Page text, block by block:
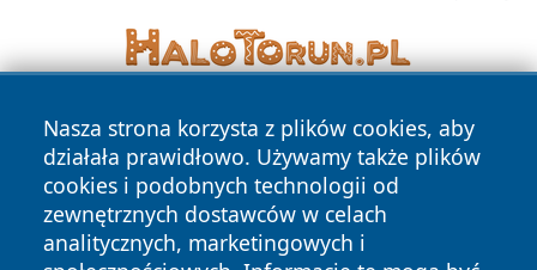
Nasza strona korzysta z plików cookies, aby
działała prawidłowo. Używamy także plików
cookies i podobnych technologii od
zewnętrznych dostawców w celach
analitycznych, marketingowych i
Copyright © 2026 dabrowski24.pl Wszystkie prawa